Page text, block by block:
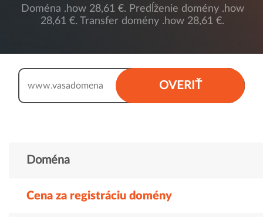
Doména .how 28,61 €. Predĺženie domény .how
28,61 €. Transfer domény .how 28,61 €.
OVERIŤ
www.
Doména
Cena za registráciu domény